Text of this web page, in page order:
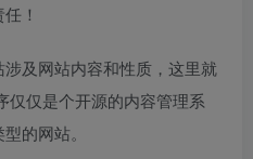
！
及网站内容和性质，这里就
仅仅是个开源的内容管理系
的网站。